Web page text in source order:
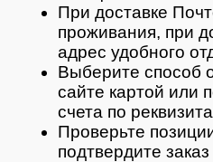
При доставке
проживания, при
адрес удобного
Выберите способ
сайте картой или
счета по
Проверьте
подтвердите заказ